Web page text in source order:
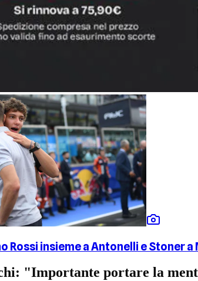
Rossi insieme a Antonelli e Stoner a
"Importante portare la